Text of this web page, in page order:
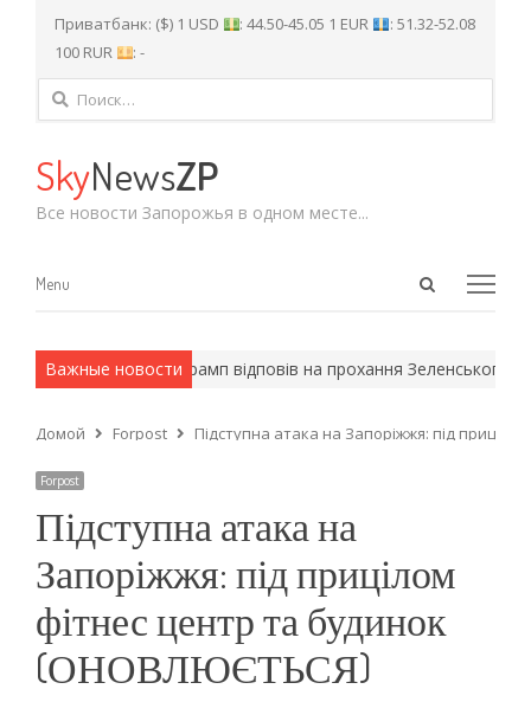
Приватбанк: ($) 1 USD : 44.50-45.05 1 EUR
: 51.32-52.08
100 RUR
: -
Найти:
SkyNewsZP
Все новости Запорожья в одном месте...
Open
Menu
Menu
Важные новости
методы. Трамп відповів на прохання Зеленського
Домой Forpost Підступна атака на Запоріжжя: під
Forpost
Підступна атака на
Запоріжжя: під прицілом
фітнес центр та будинок
(ОНОВЛЮЄТЬСЯ)